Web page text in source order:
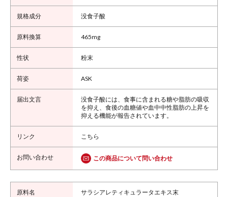
没食子酸
465mg
粉末
ASK
没食子酸には、食事に含まれる糖や脂肪の吸収
を抑え、食後の血糖値や血中中性脂肪の上昇を
抑える機能が報告されています。
こちら
この商品について問い合わせ
サラシアレティキュラータエキス末